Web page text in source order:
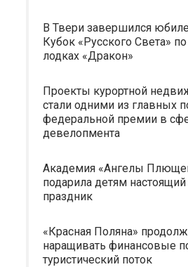
В Твери завершился
Кубок «Русского Света»
лодках «Дракон»
Проекты курортной
стали одними из главных
федеральной премии в
девелопмента
Академия «Ангелы
подарила детям
праздник
«Красная Поляна»
наращивать финансовые
туристический поток